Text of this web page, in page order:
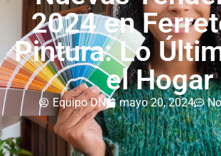
2024 en
Pintura: Lo
el Hogar
Equipo DN mayo 20, 2024